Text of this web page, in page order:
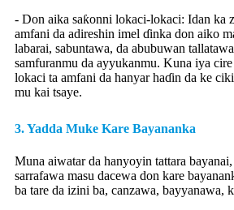
- Don aika saƙonni lokaci-lokaci: Idan ka
amfani da adireshin imel ɗinka don aiko
labarai, sabuntawa, da abubuwan
samfuranmu da ayyukanmu. Kuna iya
lokaci ta amfani da hanyar haɗin da ke
mu kai tsaye.
3. Yadda Muke Kare Bayananka
Muna aiwatar da hanyoyin tattara bayanai,
sarrafawa masu dacewa don kare
ba tare da izini ba, canzawa, bayyanawa,